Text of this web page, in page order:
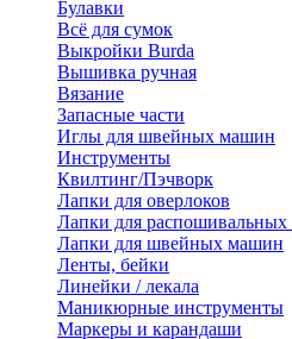
Булавки
Всё для сумок
Выкройки Burda
Вышивка ручная
Вязание
Запасные части
Иглы для швейных машин
Инструменты
Квилтинг/Пэчворк
Лапки для оверлоков
Лапки для
Лапки для швейных машин
Ленты, бейки
Линейки / лекала
Маникюрные инструменты
Маркеры и карандаши